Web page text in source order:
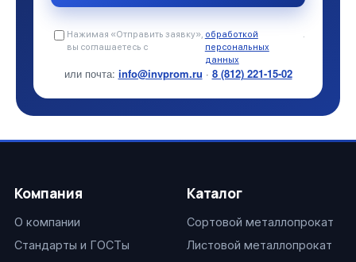
Нажимая «Отправить заявку»,
вы соглашаетесь с
обработкой
персональных
данных
.
или почта: info@invprom.ru · 8 (812) 221-15-02
Компания
О компании
Стандарты и ГОСТы
Каталог
Сортовой металлопрокат
Листовой металлопрокат